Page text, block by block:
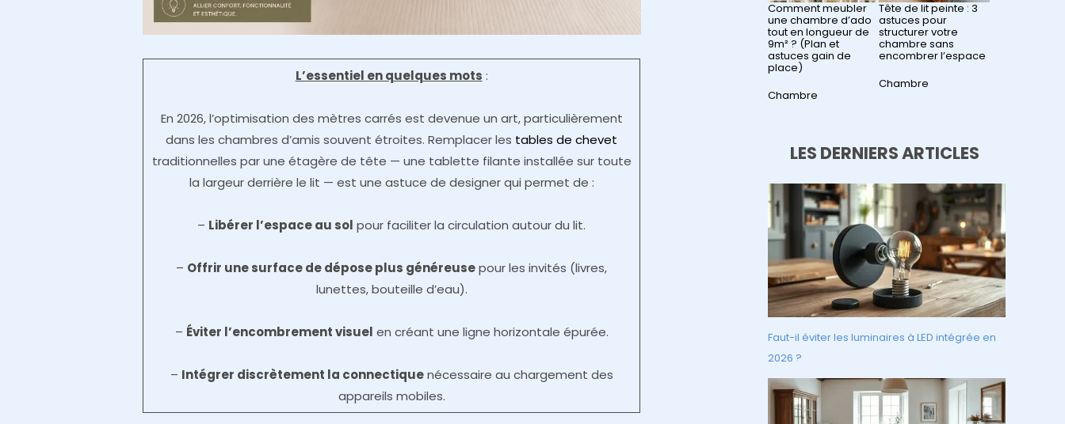
L’essentiel en quelques mots :
En 2026, l’optimisation des mètres carrés est devenue un art, particulièrement
dans les chambres d’amis souvent étroites. Remplacer les tables de chevet
traditionnelles par une étagère de tête — une tablette filante installée sur toute
la largeur derrière le lit — est une astuce de designer qui permet de :
– Libérer l’espace au sol pour faciliter la circulation autour du lit.
– Offrir une surface de dépose plus généreusepour les invités (livres,
lunettes, bouteille d’eau).
– Éviter l’encombrement visuel en créant une ligne horizontale épurée.
– Intégrer discrètement la connectiquenécessaire au chargement des
appareils mobiles.
Comment meubler
une chambre d’ado
tout en longueur de
9m² ? (Plan et
astuces gain de
place)
Par rapport à
Chambre
Tête de lit peinte : 3
astuces pour
structurer votre
chambre sans
encombrer l’espace
Par rapport à
Chambre
LES DERNIERS ARTICLES
Faut-il éviter les luminaires à LED intégrée en
2026 ?